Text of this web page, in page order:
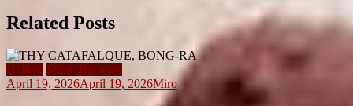
Related Posts
Gallery Show Reviews
April 19, 2026April 19, 2026Miro